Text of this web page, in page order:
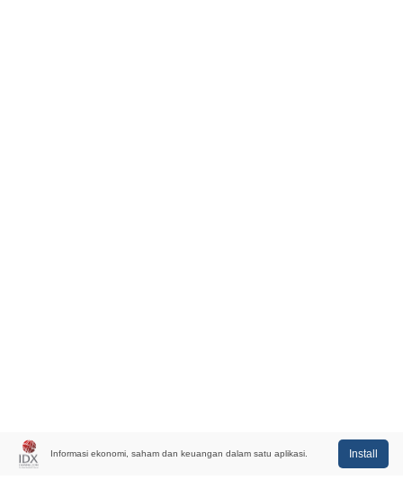
Informasi ekonomi, saham dan keuangan dalam satu aplikasi. Install